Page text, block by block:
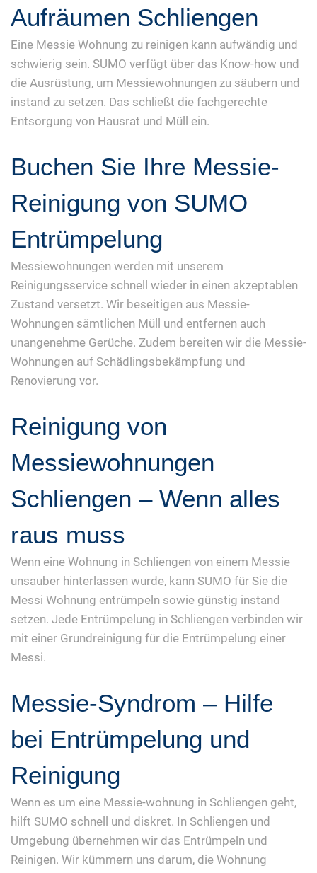
Aufräumen Schliengen
Eine Messie Wohnung zu reinigen kann aufwändig und
schwierig sein. SUMO verfügt über das Know-how und
die Ausrüstung, um Messiewohnungen zu säubern und
instand zu setzen. Das schließt die fachgerechte
Entsorgung von Hausrat und Müll ein.
Buchen Sie Ihre Messie-
Reinigung von SUMO
Entrümpelung
Messiewohnungen werden mit unserem
Reinigungsservice schnell wieder in einen akzeptablen
Zustand versetzt. Wir beseitigen aus Messie-
Wohnungen sämtlichen Müll und entfernen auch
unangenehme Gerüche. Zudem bereiten wir die Messie-
Wohnungen auf Schädlingsbekämpfung und
Renovierung vor.
Reinigung von
Messiewohnungen
Schliengen – Wenn alles
raus muss
Wenn eine Wohnung in Schliengen von einem Messie
unsauber hinterlassen wurde, kann SUMO für Sie die
Messi Wohnung entrümpeln sowie günstig instand
setzen. Jede Entrümpelung in Schliengen verbinden wir
mit einer Grundreinigung für die Entrümpelung einer
Messi.
Messie-Syndrom – Hilfe
bei Entrümpelung und
Reinigung
Wenn es um eine Messie-wohnung in Schliengen geht,
hilft SUMO schnell und diskret. In Schliengen und
Umgebung übernehmen wir das Entrümpeln und
Reinigen. Wir kümmern uns darum, die Wohnung